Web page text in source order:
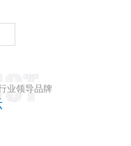
业领导品牌